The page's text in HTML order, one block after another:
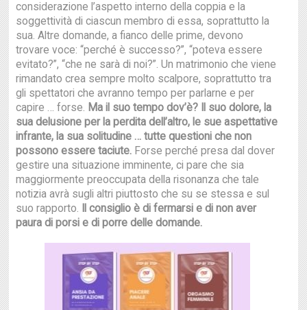
considerazione l’aspetto interno della coppia e la
soggettività di ciascun membro di essa, soprattutto la
sua. Altre domande, a fianco delle prime, devono
trovare voce: “perché è successo?”, “poteva essere
evitato?”, “che ne sarà di noi?”. Un matrimonio che viene
rimandato crea sempre molto scalpore, soprattutto tra
gli spettatori che avranno tempo per parlarne e per
capire … forse. Ma il suo tempo dov’è? Il suo dolore, la
sua delusione per la perdita dell’altro, le sue aspettative
infrante, la sua solitudine … tutte questioni che non
possono essere taciute. Forse perché presa dal dover
gestire una situazione imminente, ci pare che sia
maggiormente preoccupata della risonanza che tale
notizia avrà sugli altri piuttosto che su se stessa e sul
suo rapporto.
Il consiglio è di fermarsi e di non aver
paura di porsi e di porre delle domande.